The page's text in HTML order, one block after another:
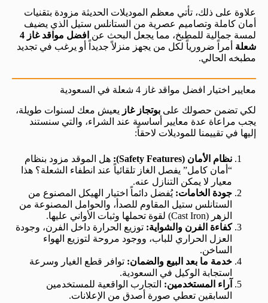
علاوة على ذلك، تأتي معظم الموديلات الحديثة مزودة بتقنيات
أمان كاملة وتصاميم عصرية من الستانلس ستيل الذي يضيف
لمسة جمالية للمطبخ، مما يجعل البحث عن
افضل مواقد غاز 4
شعلة أمراً ضرورياً لكل من يجهز منزلاً جديداً أو يرغب في تجديد
مطبخه الحالي.
معايير اختيار افضل مواقد غاز 4 شعلة في السعودية
لكي تضمن حصولك على بوتجاز غاز يعيش معك لسنوات طويلة،
يجب مراعاة عدة معايير أساسية عند الشراء، والتي سنستند
إليها في تقييمنا للموديلات لاحقاً:
نظام الأمان (Safety Features):
هل الموقد مزود بنظام
“أمان كامل” يفصل الغاز تلقائياً عند انطفاء الشعلة؟ هذا
معيار لا يمكن التنازل عنه.
جودة الخامات: يُفضل دائماً اختيار الهيكل المصنوع من
الستانلس ستيل المقاوم للصدأ، والحوامل المصنوعة من
الزهر (Cast Iron) لقوة تحملها وثبات الأواني عليها.
كفاءة الفرن والشواية: توزيع الحرارة داخل الفرن، وجودة
العزل الحراري للباب، ووجود مروحة لتوزيع الهواء
الساخن.
خدمة ما بعد البيع والضمان: توافر قطع الغيار وسرعة
استجابة الوكيل في السعودية.
آراء المستخدمين: التجارب الواقعية للمستخدمين
السابقين تعطي صورة أصدق من الإعلانات.